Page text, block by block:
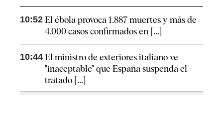
10:52 El ébola provoca 1.887 muertes y más de
4.000 casos confirmados en [...]
10:44 El ministro de exteriores italiano ve
"inaceptable" que España suspenda el
tratado [...]